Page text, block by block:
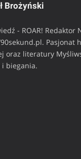
Brożyński
- ROAR! Redaktor
Pasjonat
oraz literatury
i biegania.